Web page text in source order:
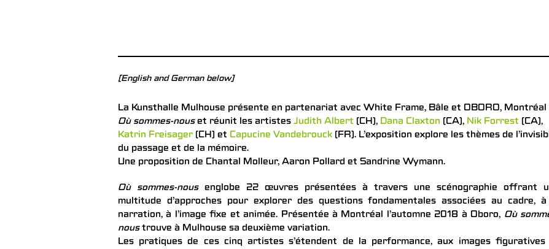
[English and German below]
La Kunsthalle Mulhouse présente en partenariat avec White Frame, Bâle et OBORO, Montréal
Où sommes-nouset réunit les artistes Judith Albert (CH), Dana Claxton (CA), Nik Forrest (CA),
Katrin Freisager (CH) et Capucine Vandebrouck (FR). L’exposition explore les thèmes de
du passage et de la mémoire.
Une proposition de Chantal Molleur, Aaron Pollard et Sandrine Wymann.
Où sommes-nousenglobe 22 œuvres présentées à travers une scénographie offrant
multitude d’approches pour explorer des questions fondamentales associées au cadre,
narration, à l’image fixe et animée. Présentée à Montréal l’automne 2018 à Oboro, Où
noustrouve à Mulhouse sa deuxième variation.
Les pratiques de ces cinq artistes s’étendent de la performance, aux images figuratives